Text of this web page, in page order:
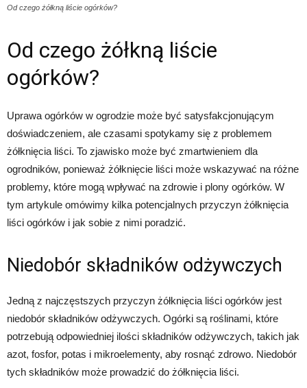
Od czego żółkną liście ogórków?
Od czego żółkną liście
ogórków?
Uprawa ogórków w ogrodzie może być satysfakcjonującym
doświadczeniem, ale czasami spotykamy się z problemem
żółknięcia liści. To zjawisko może być zmartwieniem dla
ogrodników, ponieważ żółknięcie liści może wskazywać na różne
problemy, które mogą wpływać na zdrowie i plony ogórków. W
tym artykule omówimy kilka potencjalnych przyczyn żółknięcia
liści ogórków i jak sobie z nimi poradzić.
Niedobór składników odżywczych
Jedną z najczęstszych przyczyn żółknięcia liści ogórków jest
niedobór składników odżywczych. Ogórki są roślinami, które
potrzebują odpowiedniej ilości składników odżywczych, takich jak
azot, fosfor, potas i mikroelementy, aby rosnąć zdrowo. Niedobór
tych składników może prowadzić do żółknięcia liści.